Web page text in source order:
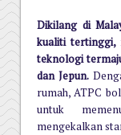
Dikilang di
kualiti tertinggi,
teknologi
dan Jepun.
rumah, ATPC
untuk
mengekalkan